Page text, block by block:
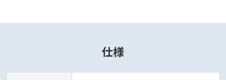
仕様